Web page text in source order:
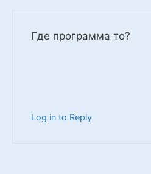
Где программа то?
Log in to Reply